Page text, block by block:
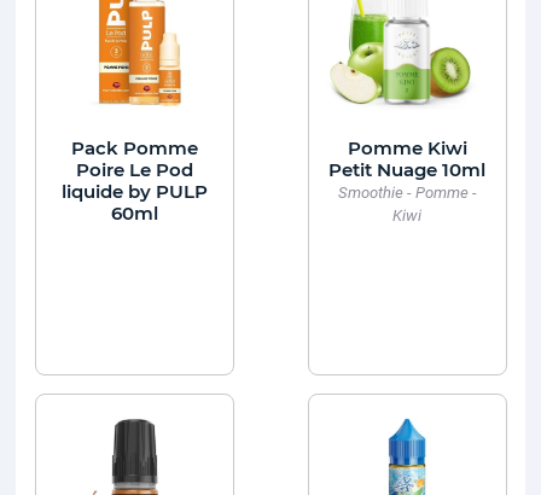
Pack Pomme
Poire Le Pod
liquide by PULP
60ml
Pomme Kiwi
Petit Nuage 10ml
Smoothie - Pomme -
Kiwi